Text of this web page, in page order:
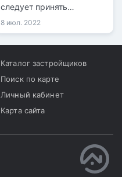
следует принять
исчерпывающие меры по
своевременному вводу
запланированных
объемов жилья и
инженерной
инфраструктуры.
8 июл. 2022
Каталог застройщиков
Поиск по карте
Личный кабинет
Карта сайта